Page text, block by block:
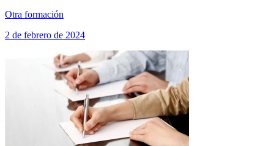
Otra formación
2 de febrero de 2024